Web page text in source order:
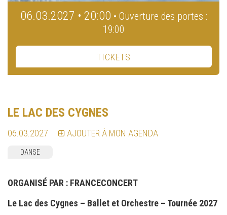
06.03.2027 • 20:00 • Ouverture des portes :
19:00
TICKETS
LE LAC DES CYGNES
06.03.2027 AJOUTER À MON AGENDA
DANSE
ORGANISÉ PAR : FRANCECONCERT
Le Lac des Cygnes – Ballet et Orchestre – Tournée 2027